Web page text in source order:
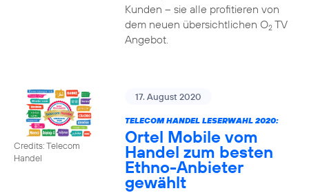
Kunden – sie alle profitieren von
dem neuen übersichtlichen O2TV
Angebot.
Credits: Telecom
Handel
17. August 2020
TELECOM HANDEL LESERWAHL 2020:
Ortel Mobile vom
Handel zum besten
Ethno-Anbieter
gewählt